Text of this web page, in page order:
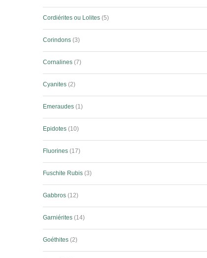
Cordiérites ou Lolites 5
Corindons 3
Cornalines 7
Cyanites 2
Emeraudes 1
Epidotes 10
Fluorines 17
Fuschite Rubis 3
Gabbros 12
Garniérites 14
Goéthites 2